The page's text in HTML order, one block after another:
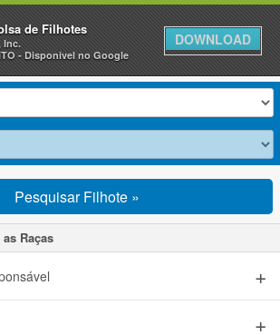
Anuncie Grátis »
Selecione seu Animal
Pesquisar Filhote »
Raças
de Filhotes
Inc.
- Disponivel no Google
DOWNLOAD